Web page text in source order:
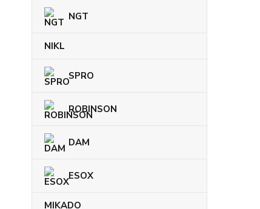
NGT
NIKL
SPRO
ROBINSON
DAM
ESOX
MIKADO